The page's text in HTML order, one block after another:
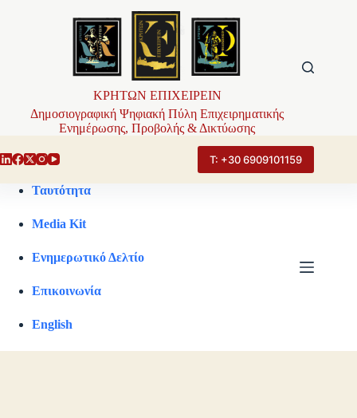
ΚΡΗΤΩΝ ΕΠΙΧΕΙΡΕΙΝ
Δημοσιογραφική Ψηφιακή Πύλη Επιχειρηματικής
Ενημέρωσης, Προβολής & Δικτύωσης
Τ: +30 6909101159
Ταυτότητα
Media Kit
Ενημερωτικό Δελτίο
Επικοινωνία
English